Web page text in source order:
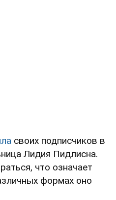
своих подписчиков в
Лидия Пидлисна.
что означает
формах оно